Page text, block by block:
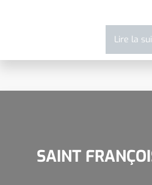
Lire la
SAINT